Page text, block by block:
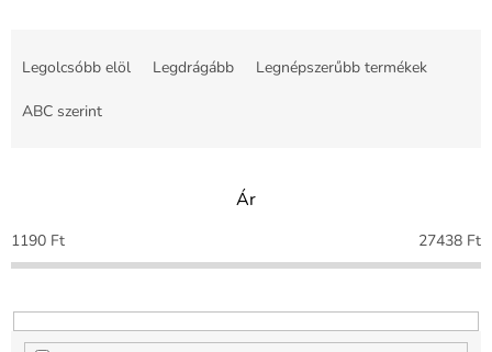
m
r
e
d
e
Legolcsóbb elöl Legdrágább Legnépszerűbb termékek
ABC szerint
Ár
1190 Ft 27438 Ft